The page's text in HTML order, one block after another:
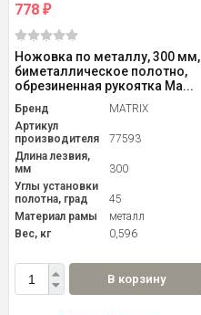
778 ₽
Ножовка по металлу, 300 мм,
биметаллическое полотно,
обрезиненная рукоятка Ma...
Бренд
MATRIX
Артикул
производителя
77593
Длина лезвия,
мм
300
Углы установки
полотна, град
45
Материал рамы
металл
Вес, кг
0,596
В корзину